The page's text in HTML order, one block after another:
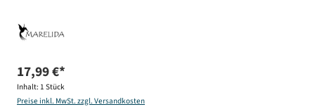
17,99 €*
Inhalt: 1 Stück
Preise inkl. MwSt. zzgl. Versandkosten